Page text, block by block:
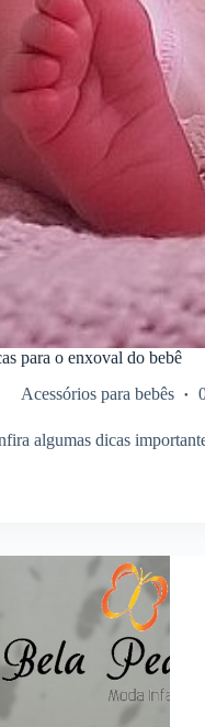
para o enxoval do bebê
Acessórios para bebês
algumas dicas